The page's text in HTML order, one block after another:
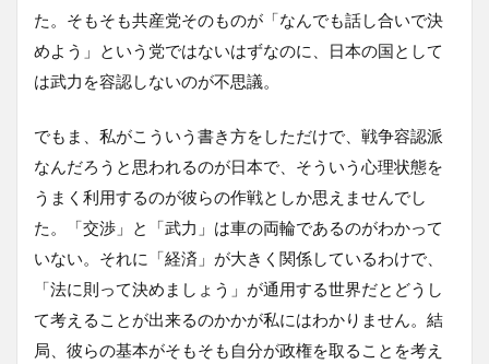
た。そもそも共産党そのものが「なんでも話し合いで決
めよう」という党ではないはずなのに、日本の国として
は武力を容認しないのが不思議。
でもま、私がこういう書き方をしただけで、戦争容認派
なんだろうと思われるのが日本で、そういう心理状態を
うまく利用するのが彼らの作戦としか思えませんでし
た。「交渉」と「武力」は車の両輪であるのがわかって
いない。それに「経済」が大きく関係しているわけで、
「法に則って決めましょう」が通用する世界だとどうし
て考えることが出来るのかかが私にはわかりません。結
局、彼らの基本がそもそも自分が政権を取ることを考え